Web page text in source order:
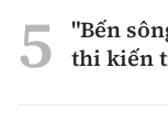
"Bến
thi kiến